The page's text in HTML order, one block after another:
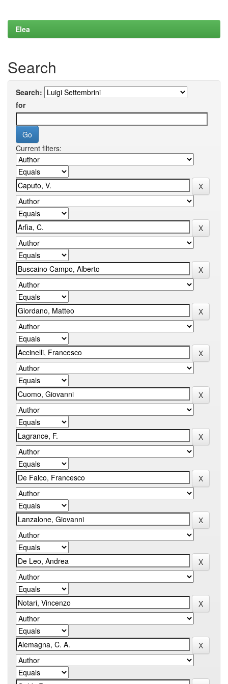
Elea
Search
Search:
for
Current filters: